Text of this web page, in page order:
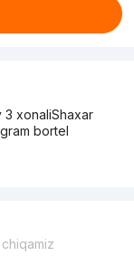
xonaliShaxar
bortel